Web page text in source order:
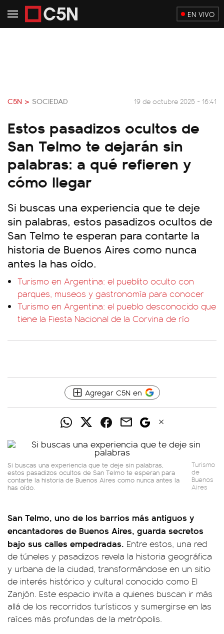
EN VIVO
C5N > SOCIEDAD 19 de octubre 2025 - 16:41
Estos pasadizos ocultos de
San Telmo te dejarán sin
palabras: a qué refieren y
cómo llegar
Si buscas una experiencia que te deje
sin palabras, estos pasadizos ocultos de
San Telmo te esperan para contarte la
historia de Buenos Aires como nunca
antes la has oído.
Turismo en Argentina: el pueblito oculto con
parques, museos y gastronomía para conocer
Turismo en Argentina: el pueblo desconocido que
tiene la Fiesta Nacional de la Corvina de río
Agregar C5N en
Si buscas una experiencia que te deje sin palabras,
estos pasadizos ocultos de San Telmo te esperan para
contarte la historia de Buenos Aires como nunca antes la
has oído.
Turismo
de
Buenos
Aires
San Telmo, uno de los barrios más antiguos y
encantadores de Buenos Aires, guarda secretos
bajo sus calles empedradas. Entre estos, una red
de túneles y pasadizos revela la historia geográfica
y urbana de la ciudad, transformándose en un sitio
de interés histórico y cultural conocido como El
Zanjón. Este espacio invita a quienes buscan ir más
allá de los recorridos turísticos y sumergirse en las
raíces más profundas de la metrópolis.